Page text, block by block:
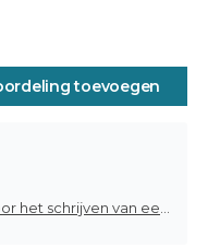
toevoegen